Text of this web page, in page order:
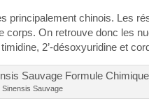
principalement chinois. Les
On retrouve donc les
2’-désoxyuridine et
Sauvage